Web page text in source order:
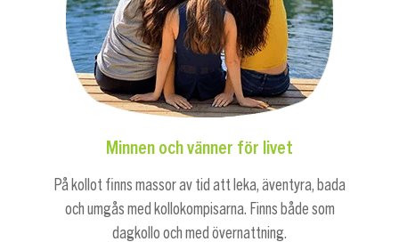
Minnen och vänner för livet
På kollot finns massor av tid att leka, äventyra, bada
och umgås med kollokompisarna. Finns både som
dagkollo och med övernattning.